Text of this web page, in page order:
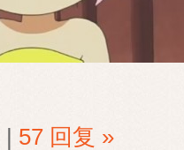
| 57 回复 »